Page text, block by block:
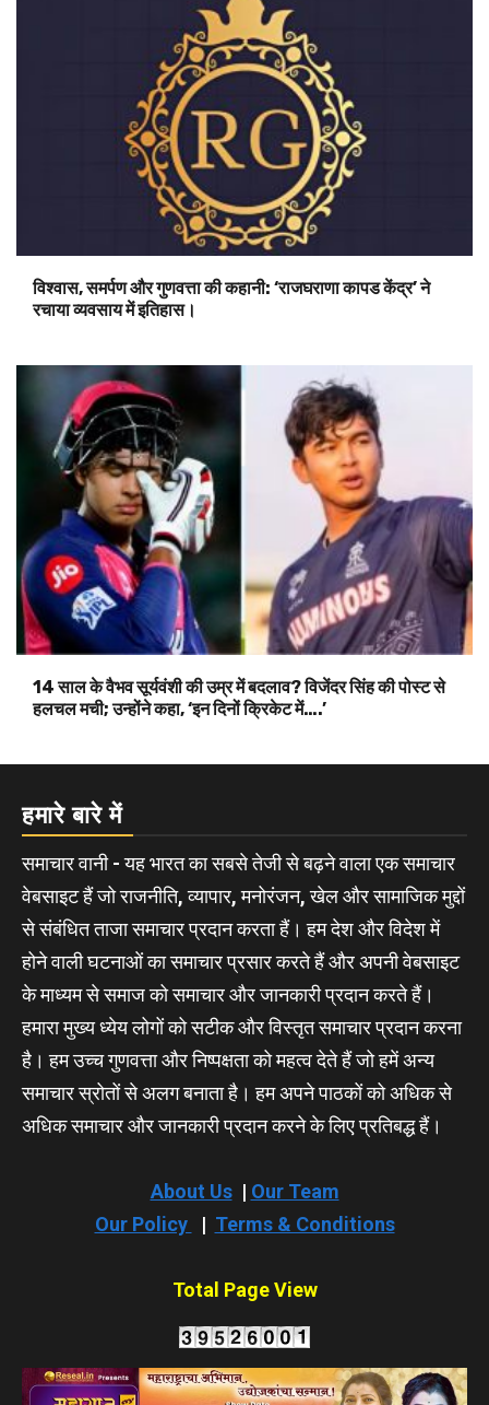
विश्वास, समर्पण और गुणवत्ता की कहानी: ‘राजघराणा कापड केंद्र’ ने
रचाया व्यवसाय में इतिहास।
14 साल के वैभव सूर्यवंशी की उम्र में बदलाव? विजेंदर सिंह की पोस्ट से
हलचल मची; उन्होंने कहा, ‘इन दिनों क्रिकेट में….’
हमारे बारे में
समाचार वानी - यह भारत का सबसे तेजी से बढ़ने वाला एक समाचार
वेबसाइट हैं जो राजनीति, व्यापार, मनोरंजन, खेल और सामाजिक मुद्दों
से संबंधित ताजा समाचार प्रदान करता हैं। हम देश और विदेश में
होने वाली घटनाओं का समाचार प्रसार करते हैं और अपनी वेबसाइट
के माध्यम से समाज को समाचार और जानकारी प्रदान करते हैं।
हमारा मुख्य ध्येय लोगों को सटीक और विस्तृत समाचार प्रदान करना
है। हम उच्च गुणवत्ता और निष्पक्षता को महत्व देते हैं जो हमें अन्य
समाचार स्रोतों से अलग बनाता है। हम अपने पाठकों को अधिक से
अधिक समाचार और जानकारी प्रदान करने के लिए प्रतिबद्ध हैं।
About Us| Our Team
Our Policy
| Terms & Conditions
Total Page View